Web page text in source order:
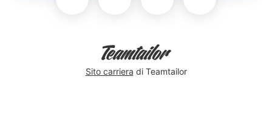
Sito carriera di Teamtailor